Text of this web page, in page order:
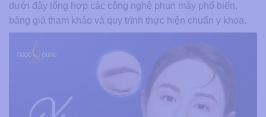
dưới đây tổng hợp các công nghệ phun mày phổ biến,
bảng giá tham khảo và quy trình thực hiện chuẩn y khoa.